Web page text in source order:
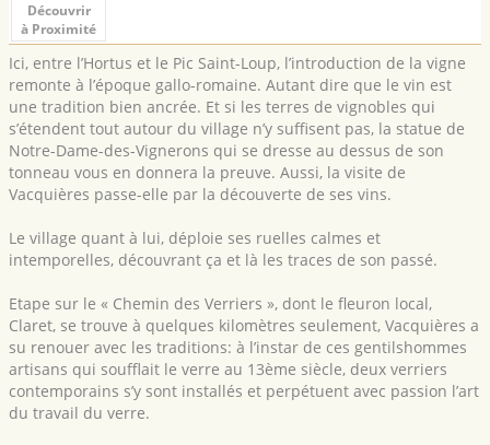
Découvrir
à Proximité
Ici, entre l’Hortus et le Pic Saint-Loup, l’introduction de la vigne
remonte à l’époque gallo-romaine. Autant dire que le vin est
une tradition bien ancrée. Et si les terres de vignobles qui
s’étendent tout autour du village n’y suffisent pas, la statue de
Notre-Dame-des-Vignerons qui se dresse au dessus de son
tonneau vous en donnera la preuve. Aussi, la visite de
Vacquières passe-elle par la découverte de ses vins.
Le village quant à lui, déploie ses ruelles calmes et
intemporelles, découvrant ça et là les traces de son passé.
Etape sur le « Chemin des Verriers », dont le fleuron local,
Claret, se trouve à quelques kilomètres seulement, Vacquières a
su renouer avec les traditions: à l’instar de ces gentilshommes
artisans qui soufflait le verre au 13ème siècle, deux verriers
contemporains s’y sont installés et perpétuent avec passion l’art
du travail du verre.